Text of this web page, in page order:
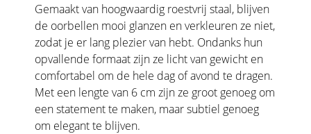
Gemaakt van hoogwaardig roestvrij staal, blijven
de oorbellen mooi glanzen en verkleuren ze niet,
zodat je er lang plezier van hebt. Ondanks hun
opvallende formaat zijn ze licht van gewicht en
comfortabel om de hele dag of avond te dragen.
Met een lengte van 6 cm zijn ze groot genoeg om
een statement te maken, maar subtiel genoeg
om elegant te blijven.